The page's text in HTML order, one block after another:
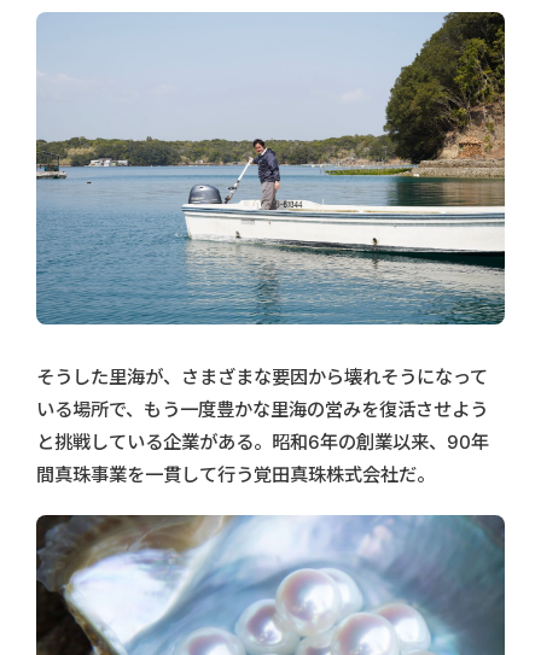
そうした里海が、さまざまな要因から壊れそうになって
いる場所で、もう一度豊かな里海の営みを復活させよう
と挑戦している企業がある。昭和6年の創業以来、90年
間真珠事業を一貫して行う覚田真珠株式会社だ。